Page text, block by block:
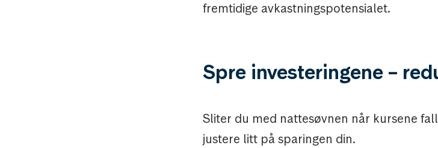
fremtidige avkastningspotensialet.
Spre investeringene –
Sliter du med nattesøvnen når kursene
justere litt på sparingen din.